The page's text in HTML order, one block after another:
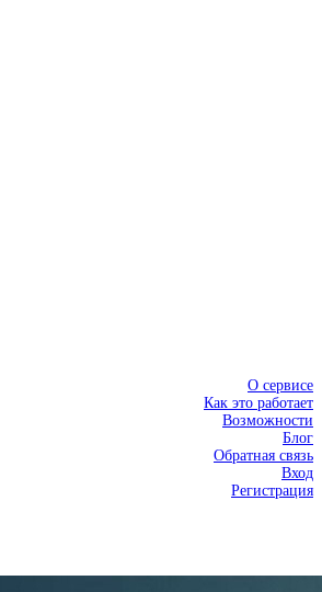
О сервисе
Как это работает
Возможности
Блог
Обратная связь
Вход
Регистрация